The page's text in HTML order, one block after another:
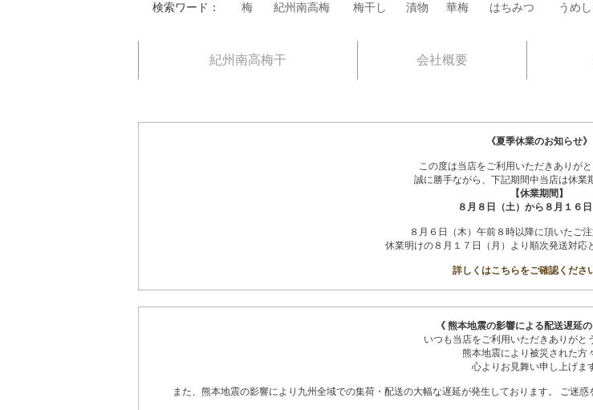
検索ワード： 梅 紀州南高梅 梅干し 漬物 華梅 はちみつ うめ
紀州南高梅干 会社概要
《夏季休業のお知らせ》
この度は当店をご利用いただきありがと
誠に勝手ながら、下記期間中当店は休業
【休業期間】
８月８日（土）から８月１６日
８月６日（木）午前８時以降に頂いたご
休業明けの８月１７日（月）より順次発送対応
詳しくはこちらをご確認くださ
《 熊本地震の影響による配送遅延の
いつも当店をご利用いただきありがと
熊本地震により被災された方
心よりお見舞い申し上げま
また、熊本地震の影響により九州全域での集荷・配送の大幅な遅延が発生しております。 ご迷